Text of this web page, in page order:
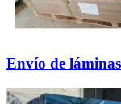
Envío de